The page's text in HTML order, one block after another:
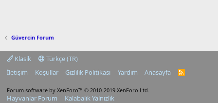
Güvercin Forum
Klasik
Türkçe (TR)
İletişim
Koşullar Gizlilik Politikası Yardım Anasayfa
R
Forum software by XenForo™ © 2010-2019 XenForo Ltd.
Hayvanlar Forum
Kalabalık Yalnızlık